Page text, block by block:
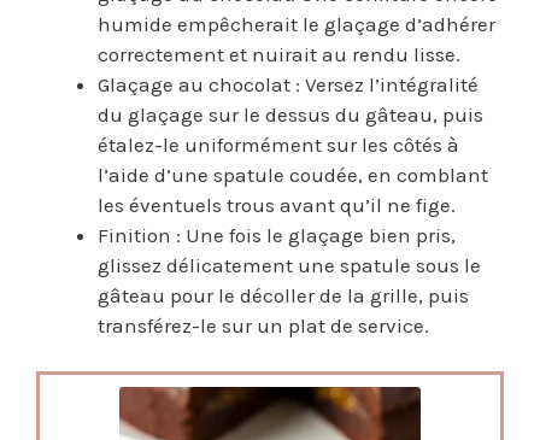
humide empêcherait le glaçage d’adhérer
correctement et nuirait au rendu lisse.
Glaçage au chocolat : Versez l’intégralité
du glaçage sur le dessus du gâteau, puis
étalez-le uniformément sur les côtés à
l’aide d’une spatule coudée, en comblant
les éventuels trous avant qu’il ne fige.
Finition : Une fois le glaçage bien pris,
glissez délicatement une spatule sous le
gâteau pour le décoller de la grille, puis
transférez-le sur un plat de service.